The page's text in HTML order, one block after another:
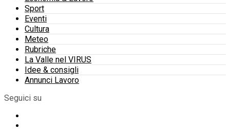
Sport
Eventi
Cultura
Meteo
Rubriche
La Valle nel VIRUS
Idee & consigli
Annunci Lavoro
Seguici su